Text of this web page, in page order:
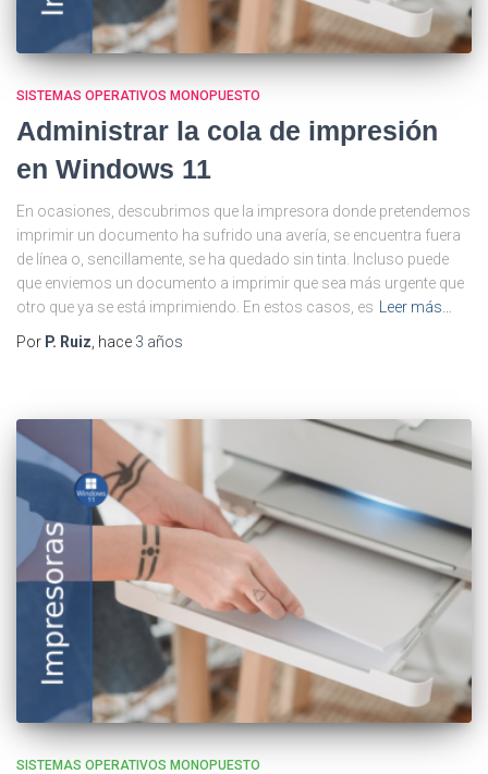
SISTEMAS OPERATIVOS MONOPUESTO
Administrar la cola de impresión
en Windows 11
En ocasiones, descubrimos que la impresora donde pretendemos
imprimir un documento ha sufrido una avería, se encuentra fuera
de línea o, sencillamente, se ha quedado sin tinta. Incluso puede
que enviemos un documento a imprimir que sea más urgente que
otro que ya se está imprimiendo. En estos casos, es Leer más…
Por P. Ruiz, hace 3 años
SISTEMAS OPERATIVOS MONOPUESTO